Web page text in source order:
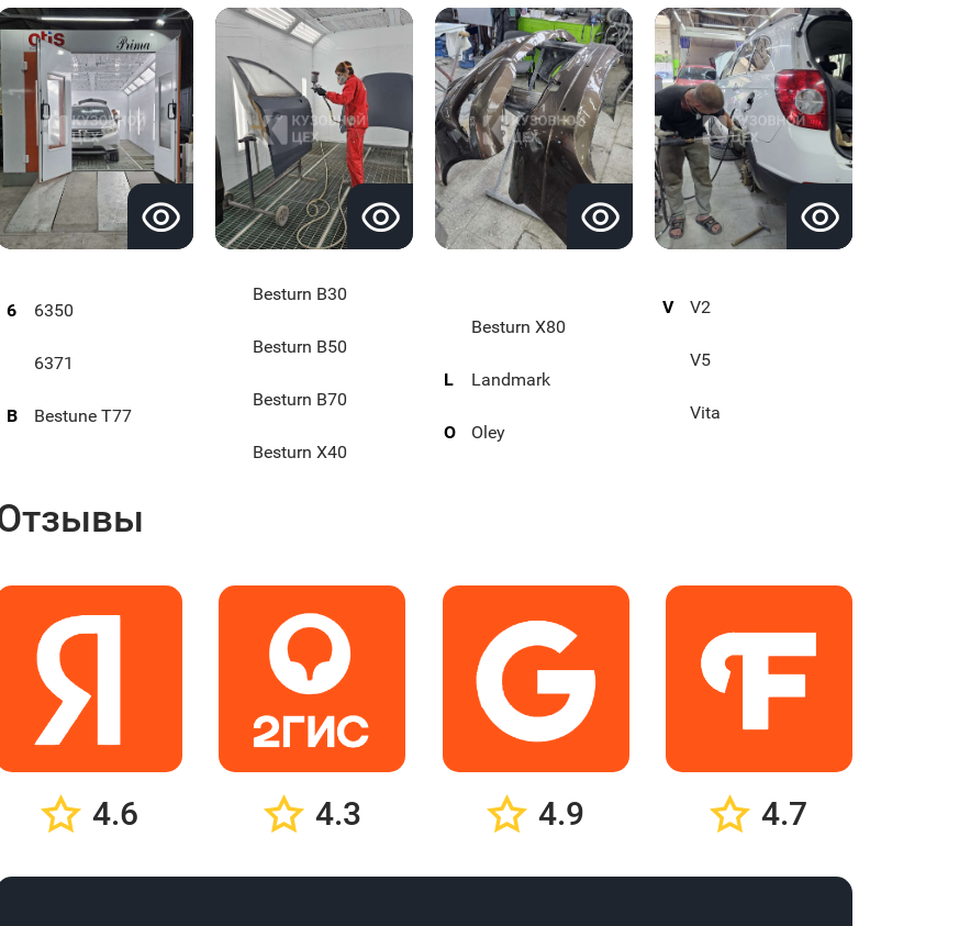
6 6350
6371
B Bestune T77
Besturn B30
Besturn B50
Besturn B70
Besturn X40
Besturn X80
L Landmark
O Oley
V V2
V5
Vita
4.6 4.3 4.9 4.7